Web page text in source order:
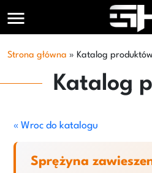
menu
Strona główna » Katalog produktów
Katalog
« Wroc do katalogu
Sprężyna